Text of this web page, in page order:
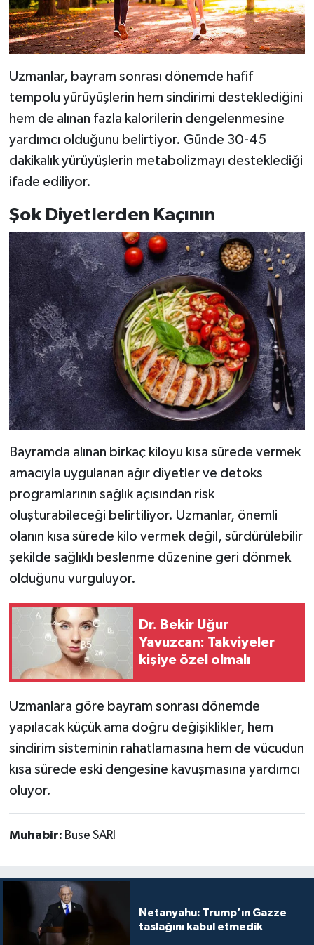
Uzmanlar, bayram sonrası dönemde hafif
tempolu yürüyüşlerin hem sindirimi desteklediğini
hem de alınan fazla kalorilerin dengelenmesine
yardımcı olduğunu belirtiyor. Günde 30-45
dakikalık yürüyüşlerin metabolizmayı desteklediği
ifade ediliyor.
Şok Diyetlerden Kaçının
Bayramda alınan birkaç kiloyu kısa sürede vermek
amacıyla uygulanan ağır diyetler ve detoks
programlarının sağlık açısından risk
oluşturabileceği belirtiliyor. Uzmanlar, önemli
olanın kısa sürede kilo vermek değil, sürdürülebilir
şekilde sağlıklı beslenme düzenine geri dönmek
olduğunu vurguluyor.
Dr. Bekir Uğur
Yavuzcan: Takviyeler
kişiye özel olmalı
Uzmanlara göre bayram sonrası dönemde
yapılacak küçük ama doğru değişiklikler, hem
sindirim sisteminin rahatlamasına hem de vücudun
kısa sürede eski dengesine kavuşmasına yardımcı
oluyor.
Muhabir: Buse SARI
Netanyahu: Trump’ın Gazze
taslağını kabul etmedik